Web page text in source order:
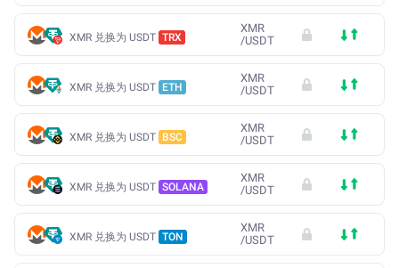
XMR 兑换为 USDT TRX
XMR
/USDT
XMR 兑换为 USDT ETH
XMR
/USDT
XMR 兑换为 USDT BSC
XMR
/USDT
XMR 兑换为 USDT SOLANA
XMR
/USDT
XMR 兑换为 USDT TON
XMR
/USDT